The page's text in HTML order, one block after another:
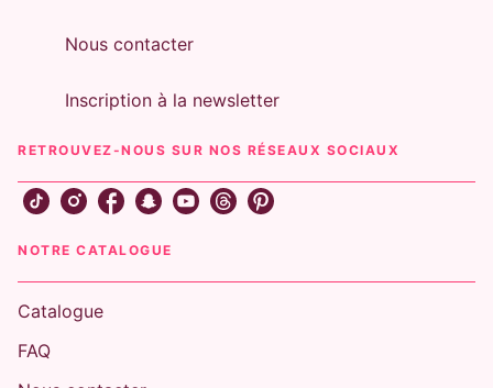
Nous contacter
Inscription à la newsletter
RETROUVEZ-NOUS SUR NOS RÉSEAUX SOCIAUX
NOTRE CATALOGUE
Catalogue
FAQ